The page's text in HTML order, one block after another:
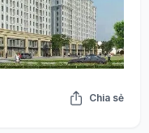
Chia sẻ